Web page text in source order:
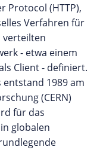
Protocol (HTTP),
Verfahren für
verteilten
- etwa einem
Client - definiert.
1989 am
(CERN)
für das
globalen